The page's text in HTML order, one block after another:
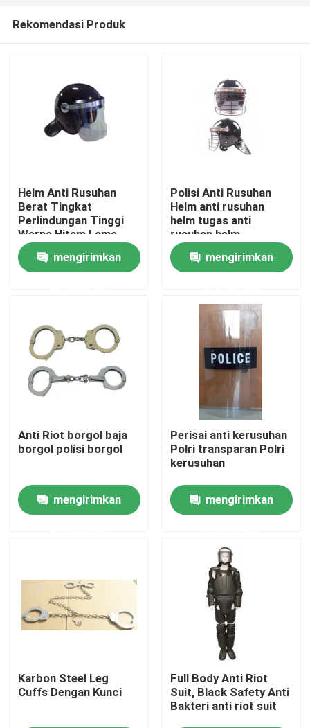
Rumah
Produk
Tentang Kami
Tur Pabrik
Minta Kutipan
Pakaian Taktis Militer
Rekomendasi Produk
Helm Anti Rusuhan
Berat Tingkat
Perlindungan Tinggi
Warna Hitam Lama
mengirimkan
Polisi Anti Rusuhan
Helm anti rusuhan
helm tugas anti
rusuhan helm
mengirimkan
Anti Riot borgol baja
borgol polisi borgol
mengirimkan
Perisai anti kerusuhan
Polri transparan Polri
kerusuhan
mengirimkan
Karbon Steel Leg
Cuffs Dengan Kunci
Full Body Anti Riot
Suit, Black Safety Anti
Bakteri anti riot suit